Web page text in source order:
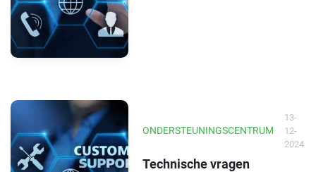
ONDERSTEUNINGSCENTRUM
13-
12-
2024
Technische vragen